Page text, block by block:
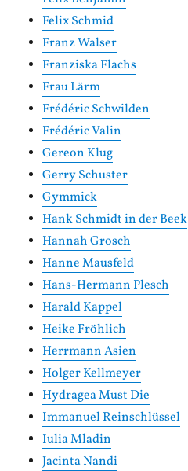
Felix Schmid
Franz Walser
Franziska Flachs
Frau Lärm
Frédéric Schwilden
Frédéric Valin
Gereon Klug
Gerry Schuster
Gymmick
Hank Schmidt in der Beek
Hannah Grosch
Hanne Mausfeld
Hans-Hermann Plesch
Harald Kappel
Heike Fröhlich
Herrmann Asien
Holger Kellmeyer
Hydragea Must Die
Immanuel Reinschlüssel
Iulia Mladin
Jacinta Nandi